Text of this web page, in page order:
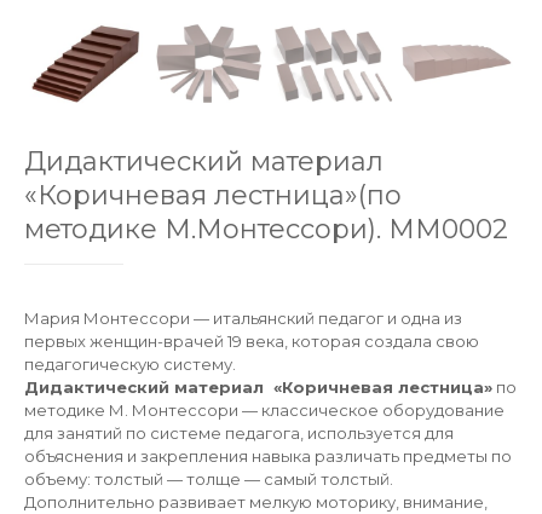
Дидактический материал
«Коричневая лестница»(по
методике М.Монтессори). ММ0002
Мария Монтессори — итальянский педагог и одна из
первых женщин-врачей 19 века, которая создала свою
педагогическую систему.
Дидактический материал «Коричневая лестница» по
методике М. Монтессори — классическое оборудование
для занятий по системе педагога, используется для
объяснения и закрепления навыка различать предметы по
объему: толстый — толще — самый толстый.
Дополнительно развивает мелкую моторику, внимание,